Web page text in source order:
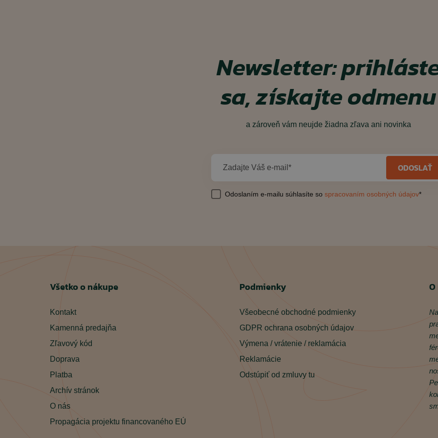
Newsletter:
sa, získajte odmenu
a zároveň vám neujde žiadna zľava ani novinka
Zadajte Váš e-mail* ODOSLAŤ
Odoslaním e-mailu súhlasíte so spracovaním osobných údajov*
Všetko o nákupe
Kontakt
Kamenná predajňa
Zľavový kód
Doprava
Platba
Archív stránok
O nás
Propagácia projektu financovaného EÚ
Podmienky
Všeobecné obchodné podmienky
GDPR ochrana osobných údajov
Výmena / vrátenie / reklamácia
Reklamácie
Odstúpiť od zmluvy tu